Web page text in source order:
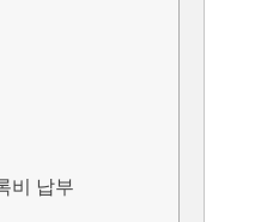
비 납부